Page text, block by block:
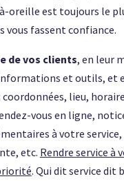
oreille est toujours le
vous fassent confiance.
de vos clients, en leur
et outils, et
coordonnées, lieu,
vous en ligne,
à votre service,
etc. Rendre service à
. Qui dit service dit